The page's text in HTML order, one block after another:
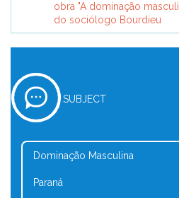
obra "A dominação
do sociólogo Bourdieu
SUBJECT
Dominação Masculina
Paraná